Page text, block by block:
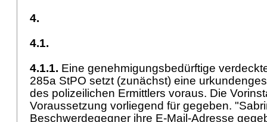
4.
4.1.
4.1.1. Eine genehmigungsbedürftige
285a StPO setzt (zunächst) eine
des polizeilichen Ermittlers voraus. Die
Voraussetzung vorliegend für gegeben.
Beschwerdegegner ihre E-Mail-Adresse